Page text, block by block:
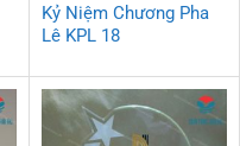
Kỷ Niệm Chương Pha
Lê KPL 18